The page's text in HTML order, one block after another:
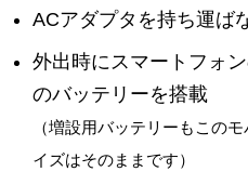
ACアダプタを持ち運ば
外出時にスマートフォ
のバッテリーを搭載
（増設用バッテリーもこの
イズはそのままです）